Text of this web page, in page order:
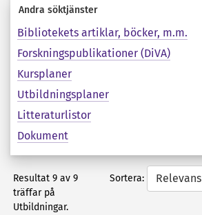
Andra söktjänster
Bibliotekets artiklar, böcker, m.m.
Forskningspublikationer (DiVA)
Kursplaner
Utbildningsplaner
Litteraturlistor
Dokument
Resultat 9 av 9
träffar på
Utbildningar.
Sortera: Relevans